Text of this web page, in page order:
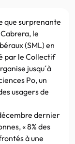
que surprenante
le
(SML) en
par le Collectif
jusqu´à
Po, un
usagers de
dernier
« 8% des
à une